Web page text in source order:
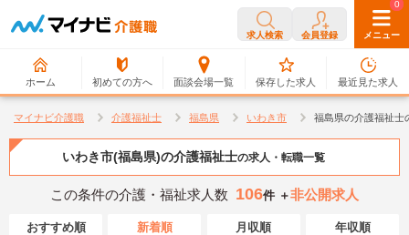
求人検索 会員登録 メニュー
ホーム 初めての方へ 面談会場一覧
0
保存した求人
0
最近見た求人
マイナビ介護職 介護福祉士 福島県 いわき市 福島県の介護福祉士
いわき市(福島県)の介護福祉士の求人・転職一覧
この条件の介護・福祉求人数 106件 ＋非公開求人
おすすめ順 新着順 月収順 年収順